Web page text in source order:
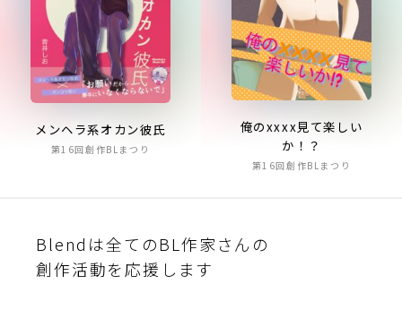
メンヘラ系オカン彼氏
第16回創作BLまつり
俺のxxxx見て楽しい
か！？
第16回創作BLまつり
Blendは全てのBL作家さんの
創作活動を応援します